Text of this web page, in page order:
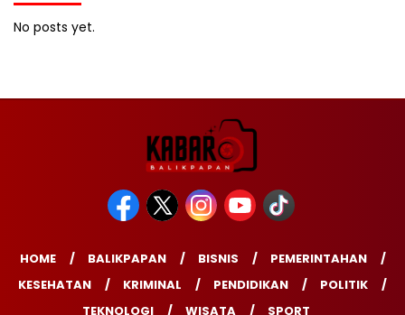
No posts yet.
HOME BALIKPAPAN BISNIS
PEMERINTAHAN
KESEHATAN
KRIMINAL PENDIDIKAN
POLITIK
TEKNOLOGI
WISATA SPORT